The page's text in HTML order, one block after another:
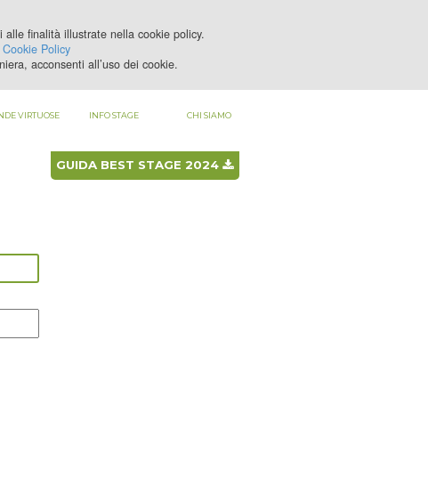
REGISTRATI
LOGIN
GUIDA BEST STAGE 2024
VIRTUOSE INFO STAGE CHI SIAMO
finalità illustrate nella cookie policy.
Cookie Policy
acconsenti all’uso dei cookie.